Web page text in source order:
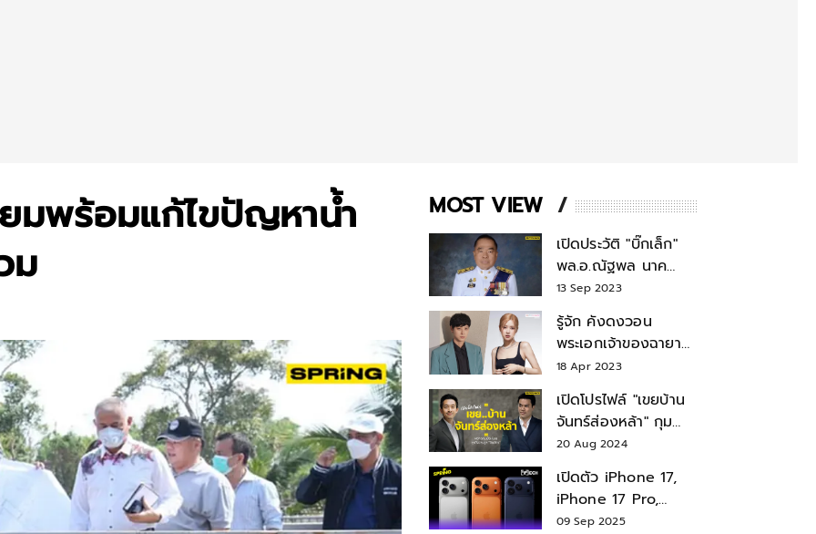
มพร้อมแก้ไขปัญหาน้ำ
ม
MOST VIEW
เปิดประวัติ "บิ๊กเล็ก"
พล.อ.ณัฐพล นาค
พาณิชย์ จากเลขาฯ
สมช.-เลขาฯ
รมว.กลาโหม
13 Sep 2023
รู้จัก คังดงวอน
พระเอกเจ้าของฉายา
สมบัติแห่งชาติ หลังมี
18 Apr 2023
เปิดโปรไฟล์ "เขยบ้าน
จันทร์ส่องหล้า" กุม
บังเหียนธุรกิจตระกูล
"ชินวัตร"
20 Aug 2024
เปิดตัว iPhone 17,
iPhone 17 Pro,
iPhone 17 Air สเปค
09 Sep 2025